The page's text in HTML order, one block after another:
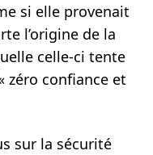
si elle provenait
l’origine de la
celle-ci tente
zéro confiance et
sur la sécurité